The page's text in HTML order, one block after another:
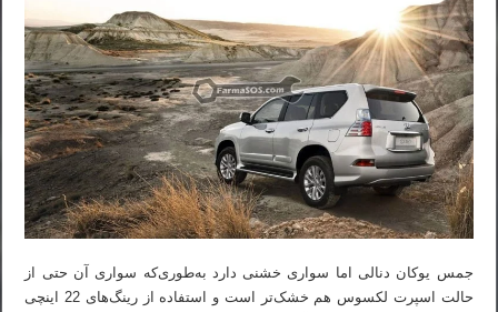
جمس یوکان دنالی اما سواری خشنی دارد به‌طوری‌که سواری آن حتی از
حالت اسپرت لکسوس هم خشک‌تر است و استفاده از رینگ‌های 22 اینچی